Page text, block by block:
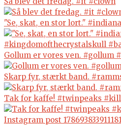
"Se, skat, en stor lort."
Gollum er vores ven. #gollum
Skarp fyr, stærkt band.
Tak for kaffe! #twinpeaks
Instagram post